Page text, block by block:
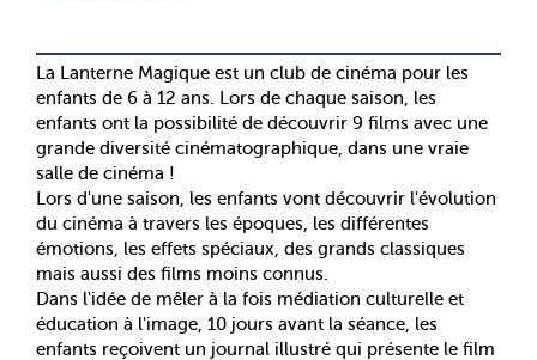
La Lanterne Magique est un club de cinéma pour les
enfants de 6 à 12 ans. Lors de chaque saison, les
enfants ont la possibilité de découvrir 9 films avec une
grande diversité cinématographique, dans une vraie
salle de cinéma !
Lors d'une saison, les enfants vont découvrir l'évolution
du cinéma à travers les époques, les différentes
émotions, les effets spéciaux, des grands classiques
mais aussi des films moins connus.
Dans l'idée de mêler à la fois médiation culturelle et
éducation à l'image, 10 jours avant la séance, les
enfants reçoivent un journal illustré qui présente le film